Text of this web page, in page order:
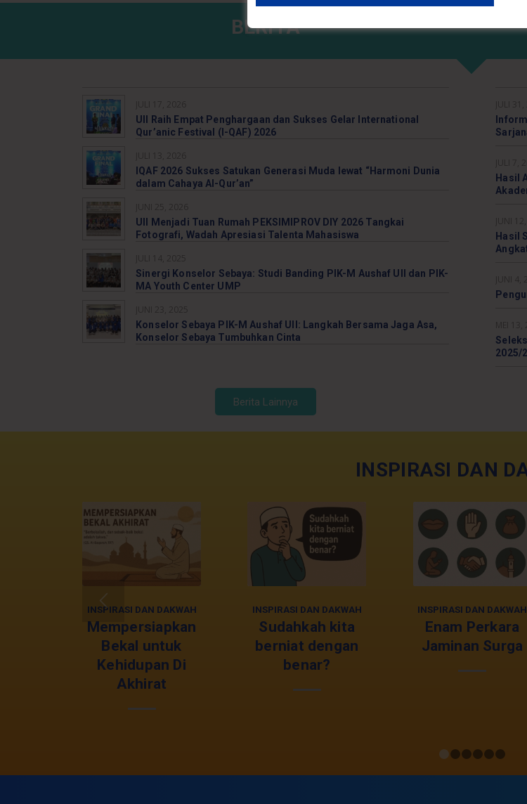
BERITA
UII Raih Empat Penghargaan dan Sukses Gelar International
Qur’anic Festival (I-QAF) 2026
IQAF 2026 Sukses Satukan Generasi Muda lewat “Harmoni Dunia
dalam Cahaya Al-Qur’an”
UII Menjadi Tuan Rumah PEKSIMIPROV DIY 2026 Tangkai
Fotografi, Wadah Apresiasi Talenta Mahasiswa
Sinergi Konselor Sebaya: Studi Banding PIK-M Aushaf UII dan PIK-
MA Youth Center UMP
Konselor Sebaya PIK-M Aushaf UII: Langkah Bersama Jaga Asa,
Konselor Sebaya Tumbuhkan Cinta
Hasil
Hasil
2025/
Berita Lainnya
INSPIRASI DAN
INSPIRASI DAN DAKWAH
Mempersiapkan
Bekal untuk
Kehidupan Di
Akhirat
INSPIRASI DAN DAKWAH
Sudahkah kita
berniat dengan
benar?
INSPIRASI DAN DAKWAH
Enam Perkara
Jaminan Surga